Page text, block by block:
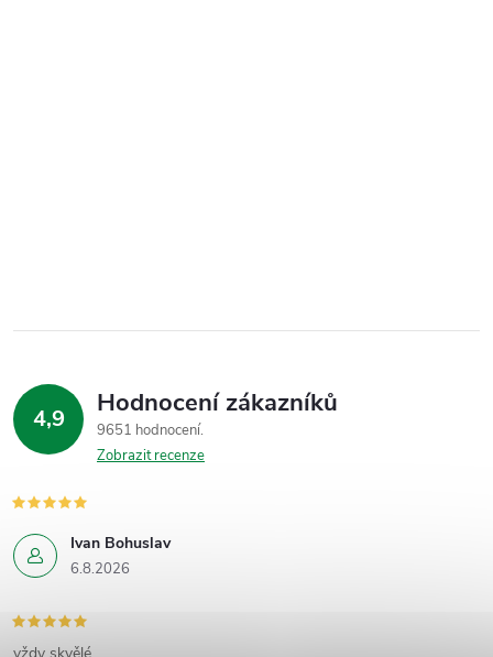
4,9 Hodnocení zákazníků
9651 hodnocení
Zobrazit recenze
Ivan Bohuslav
6.8.2026